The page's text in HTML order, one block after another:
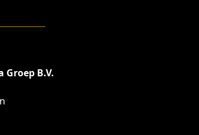
Groep B.V.